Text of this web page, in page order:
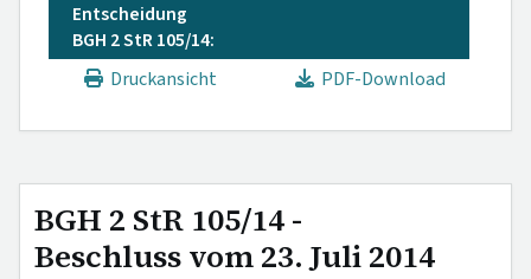
Entscheidung
BGH 2 StR 105/14:
Druckansicht
PDF-Download
BGH 2 StR 105/14 -
Beschluss vom 23. Juli 2014